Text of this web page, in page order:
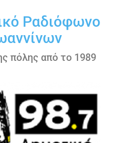
Ραδιόφωνο
πόλης από το 1989